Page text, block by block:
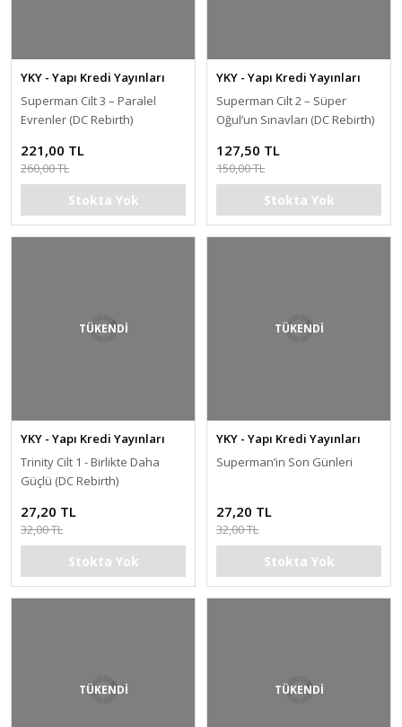
YKY - Yapı Kredi Yayınları
Superman Cilt 3 – Paralel
Evrenler (DC Rebirth)
221,00 TL
260,00 TL
Stokta Yok
YKY - Yapı Kredi Yayınları
Superman Cilt 2 – Süper
Oğul’un Sınavları (DC Rebirth)
127,50 TL
150,00 TL
Stokta Yok
TÜKENDİ
YKY - Yapı Kredi Yayınları
Trinity Cilt 1 - Birlikte Daha
Güçlü (DC Rebirth)
27,20 TL
32,00 TL
Stokta Yok
TÜKENDİ
YKY - Yapı Kredi Yayınları
Superman’in Son Günleri
27,20 TL
32,00 TL
Stokta Yok
TÜKENDİ TÜKENDİ